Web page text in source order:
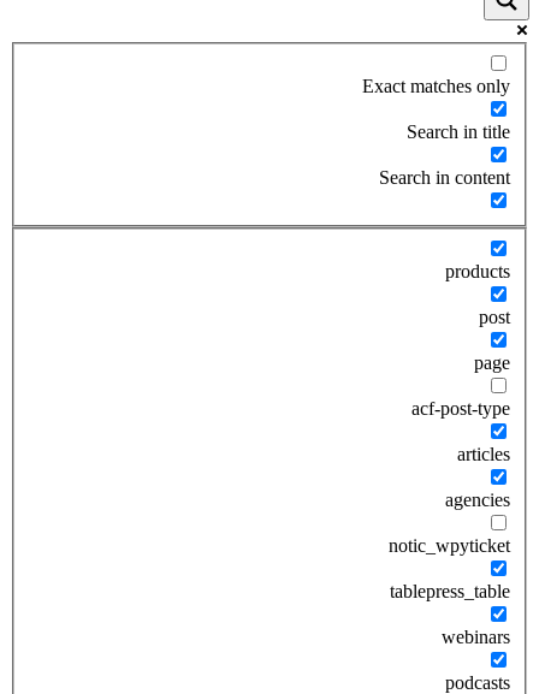
Exact matches only
Search in title
Search in content
products
post
page
acf-post-type
articles
agencies
notic_wpyticket
tablepress_table
webinars
podcasts